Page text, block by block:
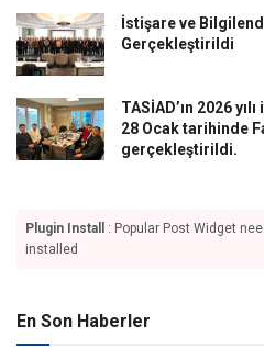
İstişare ve
Gerçekleştirildi
TASİAD’ın 2026
28 Ocak tarihinde
gerçekleştirildi.
Plugin Install
: Popular Post Widget
installed
En Son Haberler